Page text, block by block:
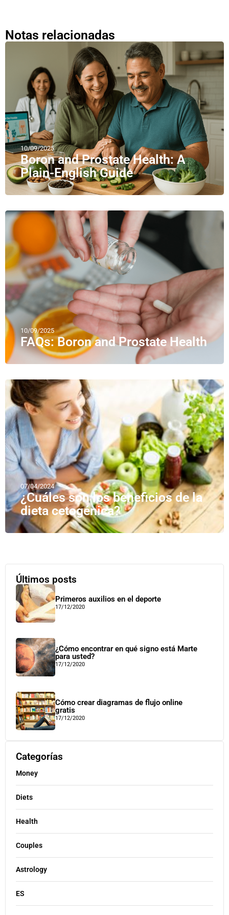
Notas relacionadas
10/09/2025
Boron and Prostate Health: A
Plain-English Guide
10/09/2025
FAQs: Boron and Prostate Health
07/04/2024
¿Cuáles son los beneficios de la
dieta cetogénica?
Últimos posts
Primeros auxilios en el deporte
17/12/2020
¿Cómo encontrar en qué signo está Marte
para usted?
17/12/2020
Cómo crear diagramas de flujo online
gratis
17/12/2020
Categorías
Money
Diets
Health
Couples
Astrology
ES